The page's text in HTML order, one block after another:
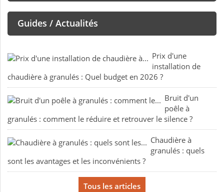
Guides / Actualités
Prix d'une
installation de
chaudière à granulés : Quel budget en 2026 ?
Bruit d'un
poêle à
granulés : comment le réduire et retrouver le silence ?
Chaudière à
granulés : quels
sont les avantages et les inconvénients ?
Tous les articles